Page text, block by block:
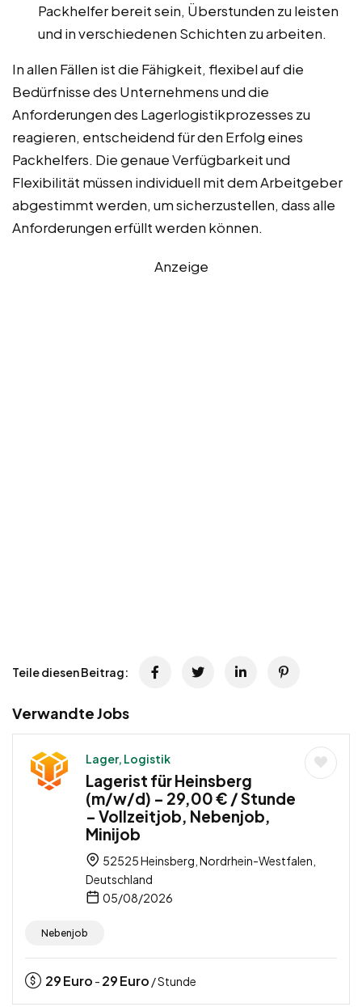
Packhelfer bereit sein, Überstunden zu leisten
und in verschiedenen Schichten zu arbeiten.
In allen Fällen ist die Fähigkeit, flexibel auf die
Bedürfnisse des Unternehmens und die
Anforderungen des Lagerlogistikprozesses zu
reagieren, entscheidend für den Erfolg eines
Packhelfers. Die genaue Verfügbarkeit und
Flexibilität müssen individuell mit dem Arbeitgeber
abgestimmt werden, um sicherzustellen, dass alle
Anforderungen erfüllt werden können.
Anzeige
Teile diesen Beitrag:
Verwandte Jobs
Lager, Logistik
Lagerist für Heinsberg
(m/w/d) – 29,00 € / Stunde
– Vollzeitjob, Nebenjob,
Minijob
52525 Heinsberg, Nordrhein-Westfalen,
Deutschland
05/08/2026
Nebenjob
29Euro - 29Euro / Stunde